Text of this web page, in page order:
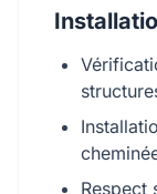
Respect